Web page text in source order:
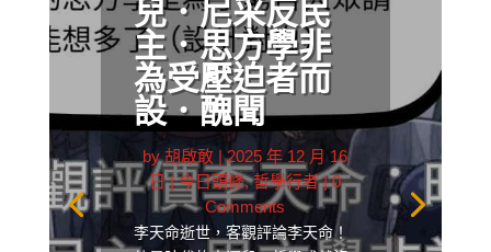
兒．尼采反民
主．思方學非
為受壓迫者而
設．醜聞
by胡啟敢 |2025 年 12 月 16
日|今日頭條,哲學行者| 0
Comments
李天命逝世，客觀評論李天命！